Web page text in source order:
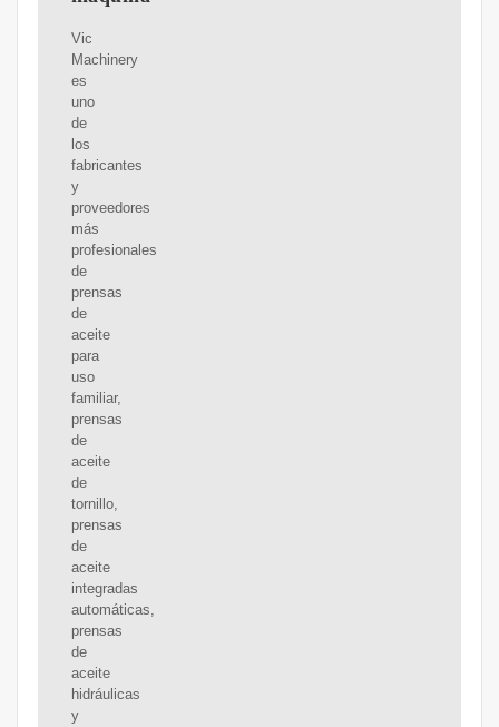
Vic
Machinery
es
uno
de
los
fabricantes
y
proveedores
más
profesionales
de
prensas
de
aceite
para
uso
familiar,
prensas
de
aceite
de
tornillo,
prensas
de
aceite
integradas
automáticas,
prensas
de
aceite
hidráulicas
y